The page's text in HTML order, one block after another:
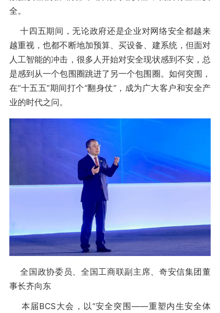
全。
十四五期间，无论政府还是企业对网络安全都越来
越重视，也都不断地加预算、买设备、建系统，但面对
人工智能的冲击，很多人开始对安全现状感到不安，总
是感到从一个包围圈跳进了另一个包围圈。如何突围，
在“十五五”期间打个“翻身仗”，成为广大客户和安全产
业的时代之问。
全国政协委员、全国工商联副主席、奇安信集团董
事长齐向东
本届BCS大会，以“安全突围——重塑内生安全体